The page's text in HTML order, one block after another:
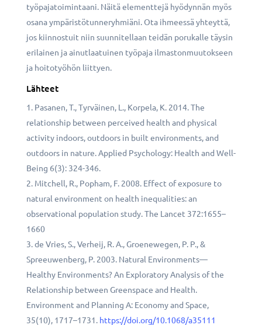
työpajatoimintaani. Näitä elementtejä hyödynnän myös
osana ympäristötunneryhmiäni. Ota ihmeessä yhteyttä,
jos kiinnostuit niin suunnitellaan teidän porukalle täysin
erilainen ja ainutlaatuinen työpaja ilmastonmuutokseen
ja hoitotyöhön liittyen.
Lähteet
Pasanen, T., Tyrväinen, L., Korpela, K. 2014. The
relationship between perceived health and physical
activity indoors, outdoors in built environments, and
outdoors in nature. Applied Psychology: Health and Well-
Being 6(3): 324-346.
Mitchell, R., Popham, F. 2008. Effect of exposure to
natural environment on health inequalities: an
observational population study. The Lancet 372:1655–
1660
de Vries, S., Verheij, R. A., Groenewegen, P. P., &
Spreeuwenberg, P. 2003. Natural Environments—
Healthy Environments? An Exploratory Analysis of the
Relationship between Greenspace and Health.
Environment and Planning A: Economy and Space,
35(10), 1717–1731. https://doi.org/10.1068/a35111